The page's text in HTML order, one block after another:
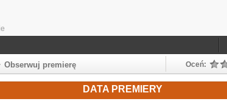
Obserwuj premierę Oceń:
DATA PREMIERY